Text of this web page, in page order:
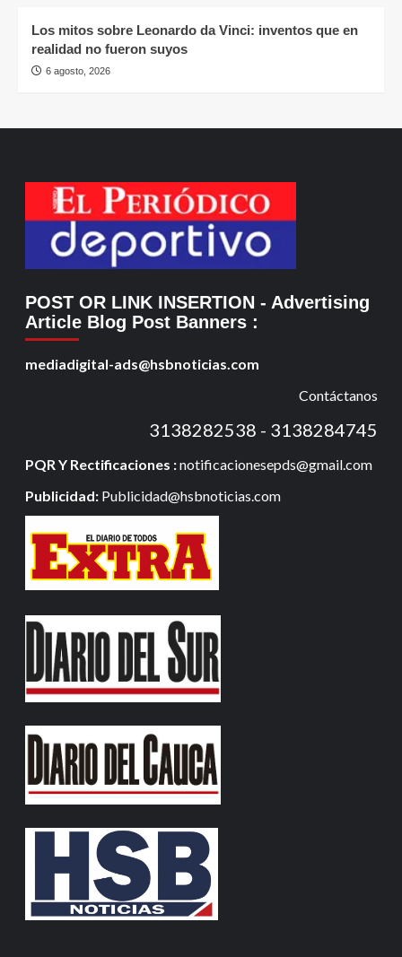
Los mitos sobre Leonardo da Vinci: inventos que en
realidad no fueron suyos
6 agosto, 2026
POST OR LINK INSERTION - Advertising
Article Blog Post Banners :
mediadigital-ads@hsbnoticias.com
Contáctanos
3138282538 - 3138284745
PQR Y Rectificaciones :notificacionesepds@gmail.com
Publicidad: Publicidad@hsbnoticias.com